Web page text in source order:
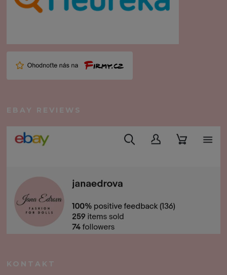
EBAY REVIEWS
KONTAKT